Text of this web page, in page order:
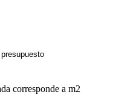
corresponde a m2